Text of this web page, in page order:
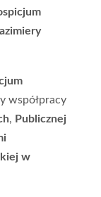
współpracy
, Publicznej
w